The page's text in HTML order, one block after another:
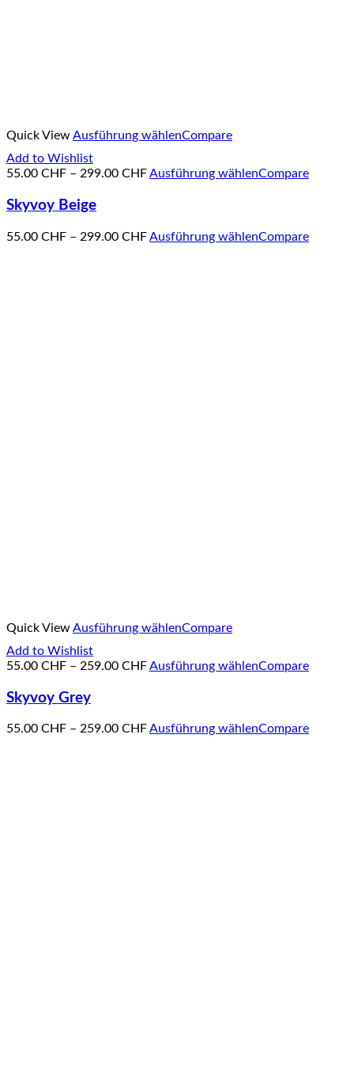
Quick ViewAusführung wählenCompare
Add to Wishlist
55.00 CHF – 299.00 CHFAusführung wählenCompare
Skyvoy Beige
55.00 CHF – 299.00 CHFAusführung wählenCompare
Quick ViewAusführung wählenCompare
Add to Wishlist
55.00 CHF – 259.00 CHFAusführung wählenCompare
Skyvoy Grey
55.00 CHF – 259.00 CHFAusführung wählenCompare